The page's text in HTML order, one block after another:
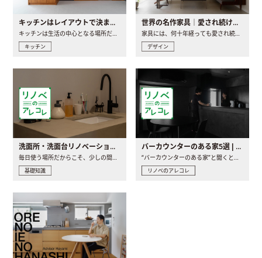
キッチンはレイアウトで決まる。後悔しないための考え方と選び方
キッチン
世界の名作家具｜愛され続ける理由と一生モノとの出会い方
デザイン
洗面所・洗面台リノベーションの事例と間取りアイデア
毎日使う場所だからこそ、少しの間取りの工夫や素材の選び方で..
基礎知識
バーカウンターのある家5選 | 日常に馴染む“距離の近い”キッチンとは
“バーカウンターのある家”と聞くと、少し特別な、大人のための..
リノベのアレコレ